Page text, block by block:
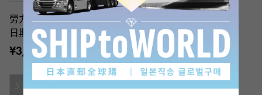
勞力士
日期調整 28
¥3,950,000
勞力士
日期調整 28
¥2,580,000（含稅）
5